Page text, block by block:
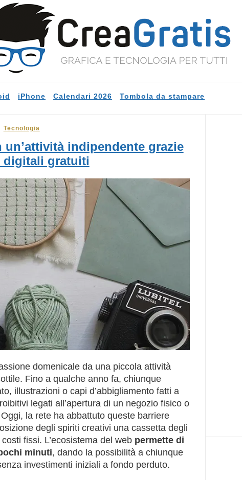
iPhone Calendari 2026 Tombola da stampare
Tecnologia
indipendente grazie
digitali gratuiti
domenicale da una piccola attività
Fino a qualche anno fa, chiunque
illustrazioni o capi d’abbigliamento fatti a
legati all’apertura di un negozio fisico o
la rete ha abbattuto queste barriere
degli spiriti creativi una cassetta degli
fissi. L’ecosistema del web permette di
minuti, dando la possibilità a chiunque
investimenti iniziali a fondo perduto.